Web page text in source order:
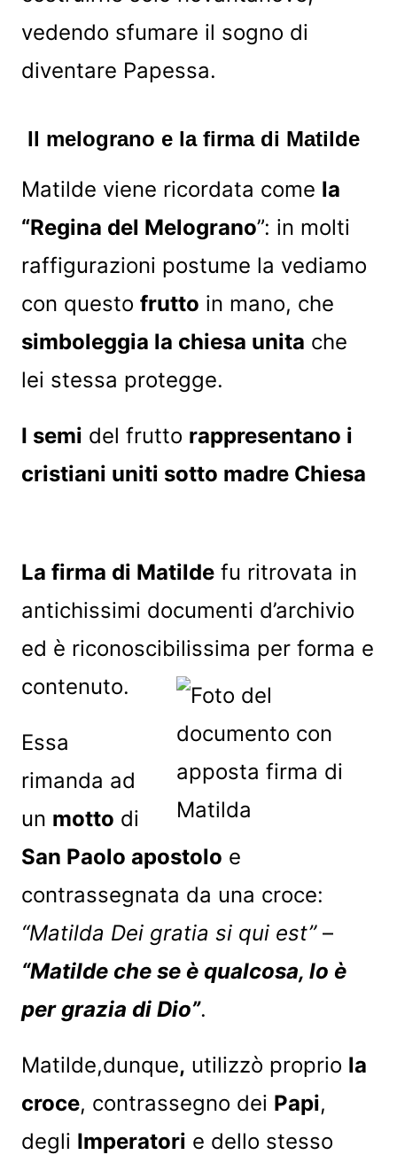
vedendo sfumare il sogno di
diventare Papessa.
Il melograno e la firma di Matilde
Matilde viene ricordata come la
“Regina del Melograno”: in molti
raffigurazioni postume la vediamo
con questo frutto in mano, che
simboleggia la chiesa unita che
lei stessa protegge.
I semi del frutto rappresentano i
cristiani uniti sotto madre Chiesa
La firma di Matildefu ritrovata in
antichissimi documenti d’archivio
ed è riconoscibilissima per forma e
contenuto.
Essa
rimanda ad
un motto di
San Paolo apostolo e
contrassegnata da una croce:
“Matilda Dei gratia si qui est”–
“Matilde che se è qualcosa, lo è
per grazia di Dio”.
Matilde,dunque, utilizzò proprio la
croce, contrassegno dei Papi,
degli Imperatori e dello stesso